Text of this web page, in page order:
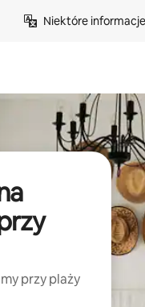
Niektóre
przy plaży